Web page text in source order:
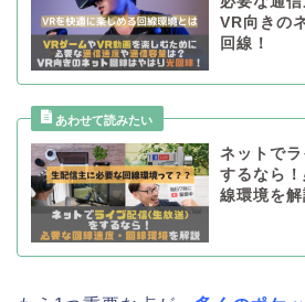
VR向きの
回線！
ネットで
するなら
線環境を解